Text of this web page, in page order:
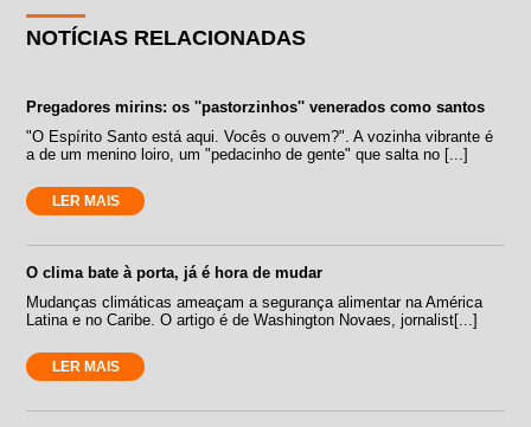
NOTÍCIAS RELACIONADAS
Pregadores mirins: os ''pastorzinhos'' venerados como santos
"O Espírito Santo está aqui. Vocês o ouvem?". A vozinha vibrante é
a de um menino loiro, um "pedacinho de gente" que salta no [...]
LER MAIS
O clima bate à porta, já é hora de mudar
Mudanças climáticas ameaçam a segurança alimentar na América
Latina e no Caribe. O artigo é de Washington Novaes, jornalist[...]
LER MAIS